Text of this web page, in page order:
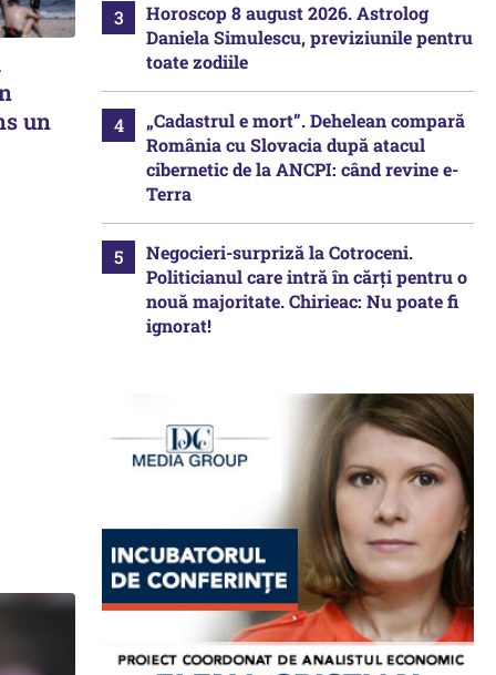
un
Horoscop 8 august 2026. Astrolog
Daniela Simulescu, previziunile pentru
toate zodiile
„Cadastrul e mort”. Dehelean compară
România cu Slovacia după atacul
cibernetic de la ANCPI: când revine e-
Terra
Negocieri-surpriză la Cotroceni.
Politicianul care intră în cărți pentru o
nouă majoritate. Chirieac: Nu poate fi
ignorat!